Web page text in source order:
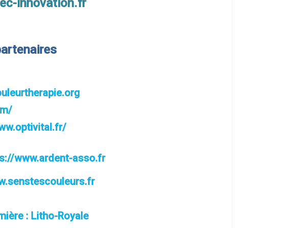
innovation.fr
www.ardent-asso.fr
: Litho-Royale